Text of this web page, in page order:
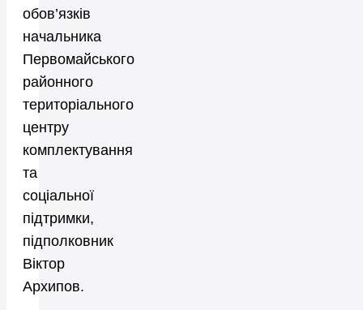
обов’язків
начальника
Первомайського
районного
територіального
центру
комплектування
та
соціальної
підтримки,
підполковник
Віктор
Архипов.